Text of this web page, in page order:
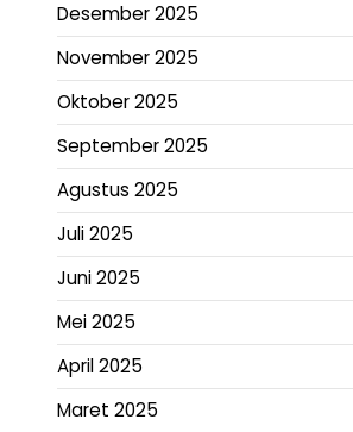
Desember 2025
November 2025
Oktober 2025
September 2025
Agustus 2025
Juli 2025
Juni 2025
Mei 2025
April 2025
Maret 2025